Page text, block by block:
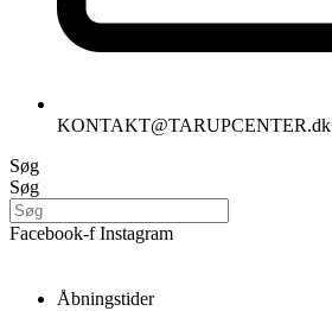
KONTAKT@TARUPCENTER.dk
Søg
Søg
Facebook-f Instagram
Åbningstider